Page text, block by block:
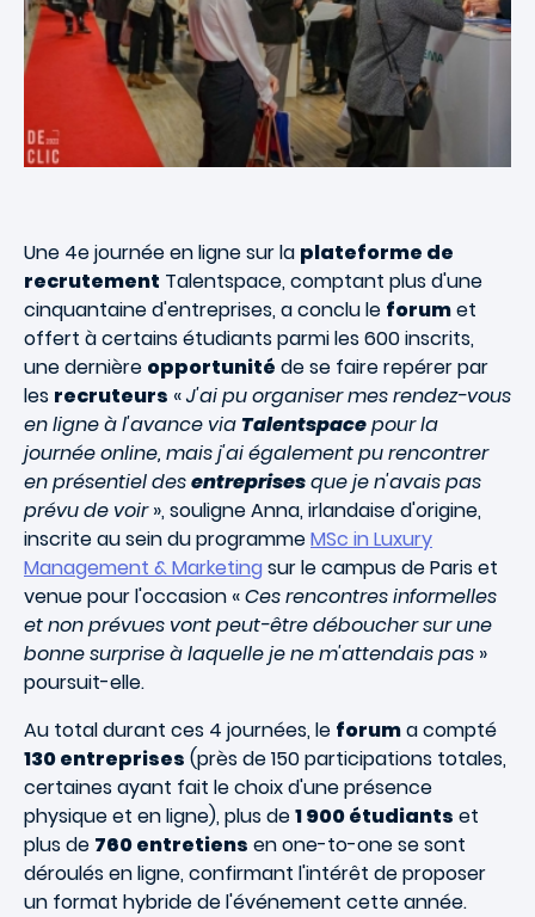
Une 4e journée en ligne sur la plateforme de
recrutement Talentspace, comptant plus d'une
cinquantaine d'entreprises, a conclu le forumet
offert à certains étudiants parmi les 600 inscrits,
une dernière opportunité de se faire repérer par
les recruteurs «J'ai pu organiser mes rendez-vous
en ligne à l'avance viaTalentspacepour la
journée online, mais j'ai également pu rencontrer
en présentiel desentreprisesque je n'avais pas
prévu de voir», souligne Anna, irlandaise d'origine,
inscrite au sein du programmeMSc in Luxury
Management & Marketing sur le campus de Paris et
venue pour l'occasion «Ces rencontres informelles
et non prévues vont peut-être déboucher sur une
bonne surprise à laquelle je ne m'attendais pas »
poursuit-elle.
Au total durant ces 4 journées, le foruma compté
130 entreprises (près de 150 participations totales,
certaines ayant fait le choix d'une présence
physique et en ligne), plus de1 900 étudiants et
plus de 760 entretiens en one-to-one se sont
déroulés en ligne, confirmant l'intérêt de proposer
un format hybride de l'événement cette année.